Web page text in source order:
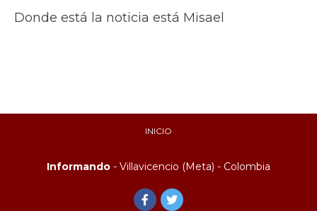
Donde está la noticia está Misael
INICIO
Informando - Villavicencio (Meta) - Colombia